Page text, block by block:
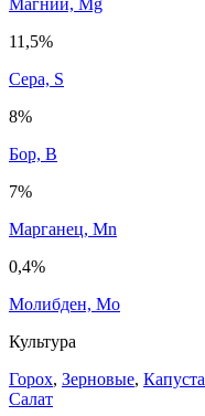
11,5%
Сера, S
8%
Бор, B
7%
Марганец, Mn
0,4%
Молибден, Mo
Культура
Горох, Зерновые, Капуста
Салат